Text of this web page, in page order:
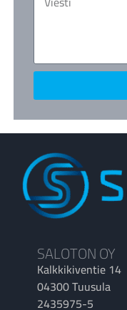
SALOTON OY
Kalkkikiventie 14
04300 Tuusula
2435975-5